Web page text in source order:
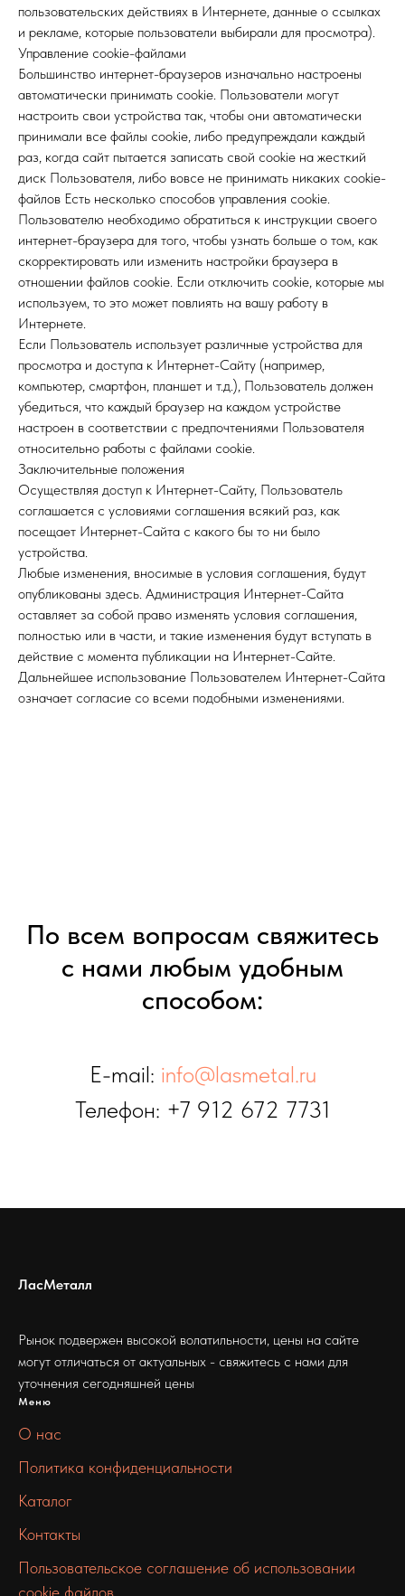
пользовательских действиях в Интернете, данные о ссылках
и рекламе, которые пользователи выбирали для просмотра).
Управление cookie-файлами
Большинство интернет-браузеров изначально настроены
автоматически принимать cookie. Пользователи могут
настроить свои устройства так, чтобы они автоматически
принимали все файлы cookie, либо предупреждали каждый
раз, когда сайт пытается записать свой cookie на жесткий
диск Пользователя, либо вовсе не принимать никаких cookie-
файлов Есть несколько способов управления cookie.
Пользователю необходимо обратиться к инструкции своего
интернет-браузера для того, чтобы узнать больше о том, как
скорректировать или изменить настройки браузера в
отношении файлов cookie. Если отключить cookie, которые мы
используем, то это может повлиять на вашу работу в
Интернете.
Если Пользователь использует различные устройства для
просмотра и доступа к Интернет-Сайту (например,
компьютер, смартфон, планшет и т.д.), Пользователь должен
убедиться, что каждый браузер на каждом устройстве
настроен в соответствии с предпочтениями Пользователя
относительно работы с файлами cookie.
Заключительные положения
Осуществляя доступ к Интернет-Сайту, Пользователь
соглашается с условиями соглашения всякий раз, как
посещает Интернет-Сайта с какого бы то ни было
устройства.
Любые изменения, вносимые в условия соглашения, будут
опубликованы здесь. Администрация Интернет-Сайта
оставляет за собой право изменять условия соглашения,
полностью или в части, и такие изменения будут вступать в
действие с момента публикации на Интернет-Сайте.
Дальнейшее использование Пользователем Интернет-Сайта
означает согласие со всеми подобными изменениями.
По всем вопросам свяжитесь
с нами любым удобным
способом:
E-mail: info@lasmetal.ru
Телефон: +7 912 672 7731
ЛасМеталл
Рынок подвержен высокой волатильности, цены на сайте
могут отличаться от актуальных - свяжитесь с нами для
уточнения сегодняшней цены
Меню
О нас
Политика конфиденциальности
Каталог
Контакты
Пользовательское соглашение об использовании
cookie файлов